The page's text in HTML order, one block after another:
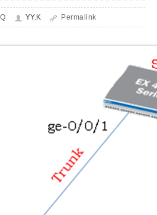
YY.K Permalink